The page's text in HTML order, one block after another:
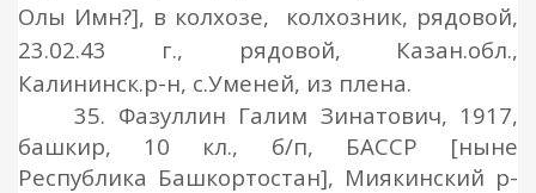
Олы Имн?], в колхозе, колхозник, рядовой,
23.02.43 г., рядовой, Казан.обл.,
Калининск.р-н, с.Уменей, из плена.
35. Фазуллин Галим Зинатович, 1917,
башкир, 10 кл., б/п, БАССР [ныне
Республика Башкортостан], Миякинский р-